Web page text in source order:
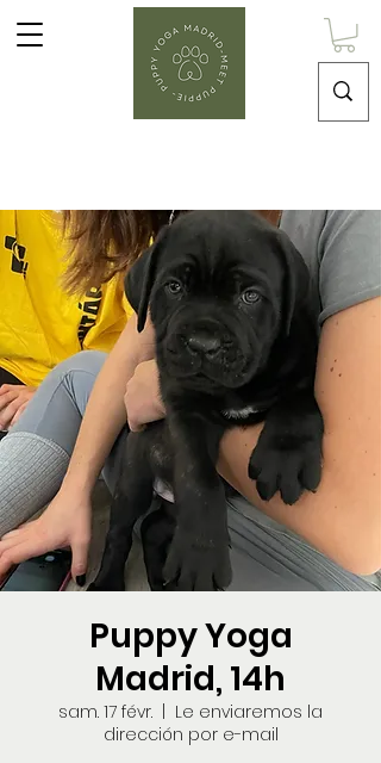
Puppy Yoga
Madrid, 14h
sam. 17 févr.
  |
Le enviaremos la
dirección por e-mail